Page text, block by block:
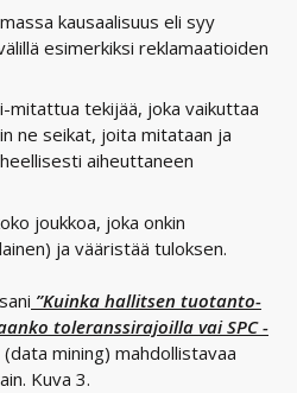
kausaalisuus eli syy
esimerkiksi reklamaatioiden
mitattua tekijää, joka vaikuttaa
ne seikat, joita mitataan ja
aiheuttaneen
joukkoa, joka onkin
ja vääristää tuloksen.
”Kuinka hallitsen tuotanto-
toleranssirajoilla vai SPC -
mining) mahdollistavaa
Kuva 3.